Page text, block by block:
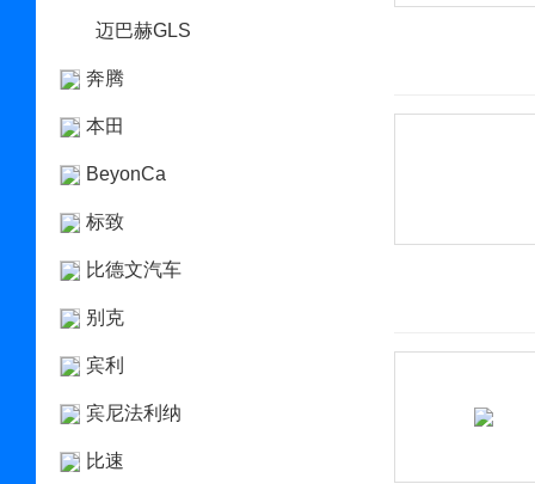
迈巴赫GLS
奔腾
本田
BeyonCa
标致
比德文汽车
别克
宾利
宾尼法利纳
比速